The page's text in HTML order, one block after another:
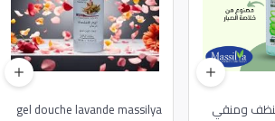
ومنقي gel douche lavande massilya